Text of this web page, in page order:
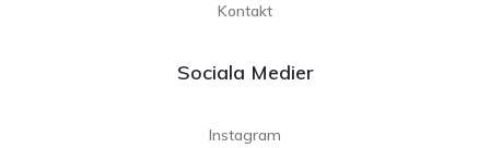
Kontakt
Sociala Medier
Instagram